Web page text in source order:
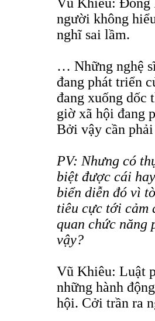
người không
nghĩ sai lầm.
… Những nghệ
đang phát triển
đang xuống dốc
giờ xã hội đang
Bởi vậy cần
PV: Nhưng có
biệt được cái
biển diễn đó vì
tiêu cực tới cảm
quan chức năng
vậy?
Vũ Khiêu: Luật
những hành
hội. Cởi trần ra